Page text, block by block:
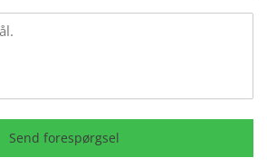
Send forespørgsel